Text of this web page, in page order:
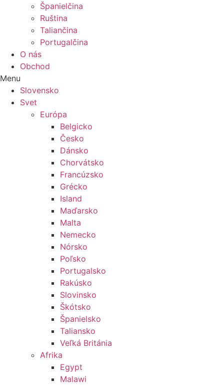
Španielčina
Ruština
Taliančina
Portugalčina
O nás
Obchod
Menu
Slovensko
Svet
Európa
Belgicko
Česko
Dánsko
Chorvátsko
Francúzsko
Grécko
Island
Maďarsko
Malta
Nemecko
Nórsko
Poľsko
Portugalsko
Rakúsko
Slovinsko
Škótsko
Španielsko
Taliansko
Veľká Británia
Afrika
Egypt
Malawi